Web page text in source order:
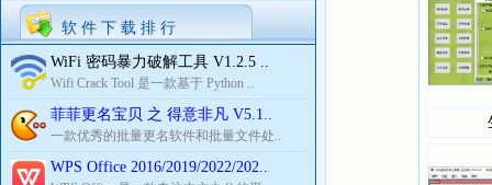
软 件 下 载 排 行
WiFi 密码暴力破解工具 V1.2.5 ..
Wifi Crack Tool 是一款基于 Python ..
菲菲更名宝贝 之 得意非凡 V5.1..
一款优秀的批量更名软件和批量文件处..
WPS Office 2016/2019/2022/202..